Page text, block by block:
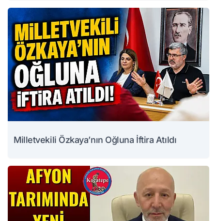
Milletvekili Özkaya’nın Oğluna İftira Atıldı